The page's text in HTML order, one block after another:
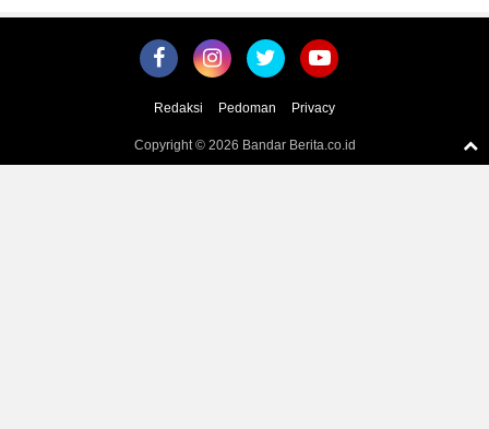
Redaksi Pedoman Privacy
Copyright © 2026 Bandar Berita.co.id